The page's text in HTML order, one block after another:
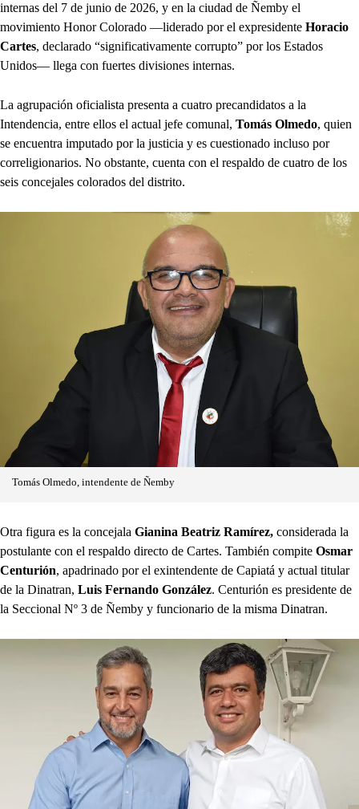
internas del 7 de junio de 2026, y en la ciudad de Ñemby el
movimiento Honor Colorado —liderado por el expresidente Horacio
Cartes, declarado “significativamente corrupto” por los Estados
Unidos— llega con fuertes divisiones internas.
La agrupación oficialista presenta a cuatro precandidatos a la
Intendencia, entre ellos el actual jefe comunal, Tomás Olmedo, quien
se encuentra imputado por la justicia y es cuestionado incluso por
correligionarios. No obstante, cuenta con el respaldo de cuatro de los
seis concejales colorados del distrito.
Tomás Olmedo, intendente de Ñemby
Otra figura es la concejala Gianina Beatriz Ramírez, considerada la
postulante con el respaldo directo de Cartes. También compite Osmar
Centurión, apadrinado por el exintendente de Capiatá y actual titular
de la Dinatran, Luis Fernando González. Centurión es presidente de
la Seccional Nº 3 de Ñemby y funcionario de la misma Dinatran.